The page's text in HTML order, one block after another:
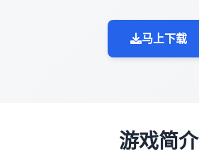
马上下载
游戏简介